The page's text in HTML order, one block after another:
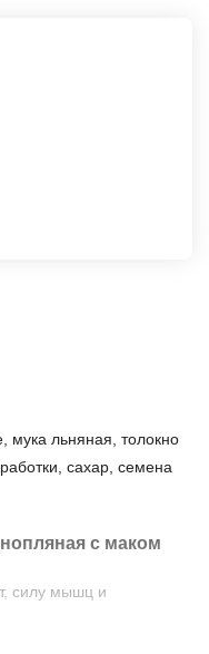
льняная, толокно
сахар, семена
с маком
силу мышц и